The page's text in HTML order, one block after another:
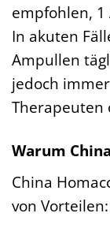
empfohlen,
In akuten
Ampullen
jedoch
Therapeuten
Warum
China
von Vorteilen: